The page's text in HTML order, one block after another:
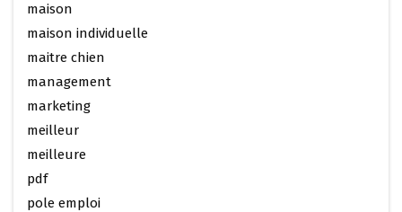
maison
maison individuelle
maitre chien
management
marketing
meilleur
meilleure
pdf
pole emploi